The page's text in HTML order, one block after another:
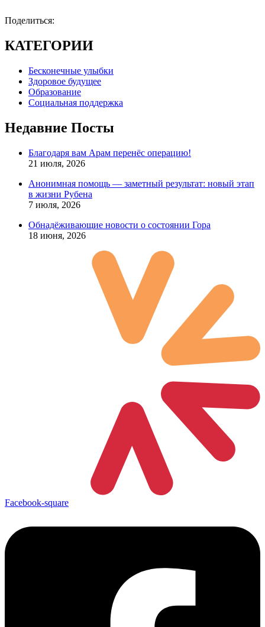
Поделиться:
КАТЕГОРИИ
Бесконечные улыбки
Здоровое будущее
Образование
Социальная поддержка
Недавние Посты
Благодаря вам Арам перенёс операцию!
21 июля, 2026
Анонимная помощь — заметный результат: новый этап
в жизни Рубена
7 июля, 2026
Обнадёживающие новости о состоянии Гора
18 июня, 2026
Facebook-square